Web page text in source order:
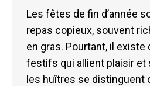
Les fêtes de fin d’année
repas copieux, souvent
en gras. Pourtant, il existe
festifs qui allient plaisir et
les huîtres se distinguent